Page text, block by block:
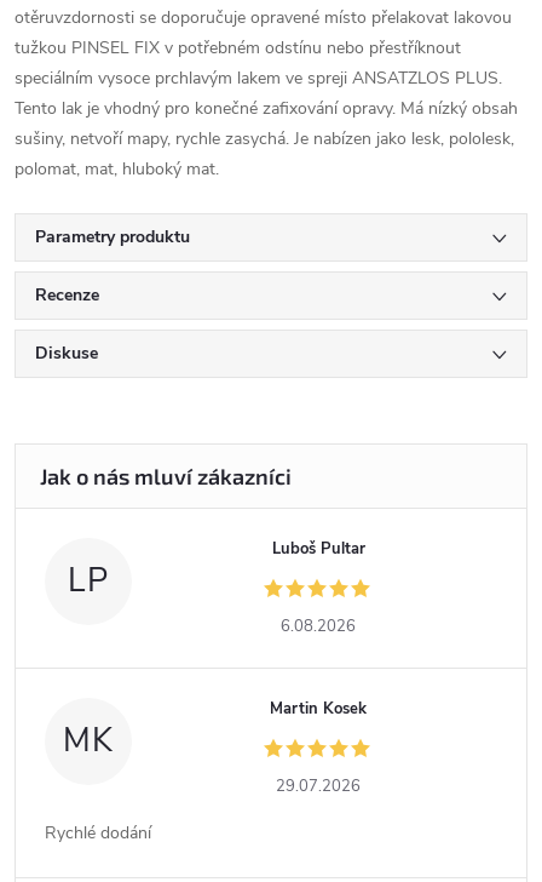
otěruvzdornosti se doporučuje opravené místo přelakovat lakovou
tužkou PINSEL FIX v potřebném odstínu nebo přestříknout
speciálním vysoce prchlavým lakem ve spreji ANSATZLOS PLUS.
Tento lak je vhodný pro konečné zafixování opravy. Má nízký obsah
sušiny, netvoří mapy, rychle zasychá. Je nabízen jako lesk, pololesk,
polomat, mat, hluboký mat.
Parametry produktu
Recenze
Diskuse
LP
Luboš Pultar
6.08.2026
MK
Martin Kosek
29.07.2026
Rychlé dodání